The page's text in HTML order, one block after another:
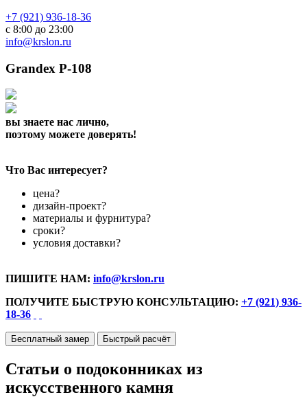
+7 (921) 936-18-36
с 8:00 до 23:00
info@krslon.ru
Grandex P-108
вы знаете нас лично,
поэтому можете доверять!
Что Вас интересует?
цена?
дизайн-проект?
материалы и фурнитура?
сроки?
условия доставки?
ПИШИТЕ НАМ: info@krslon.ru
ПОЛУЧИТЕ БЫСТРУЮ КОНСУЛЬТАЦИЮ: +7 (921) 936-
18-36
Бесплатный замер Быстрый расчёт
Статьи о подоконниках из
искусственного камня